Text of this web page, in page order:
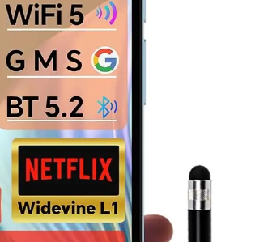
読
み
込
み
中
で
す